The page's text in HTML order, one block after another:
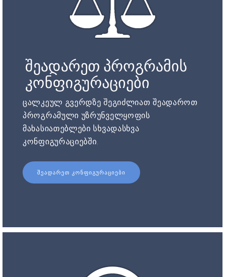
შეადარეთ პროგრამის
კონფიგურაციები
ცალკეულ გვერდზე შეგიძლიათ შეადაროთ
პროგრამული უზრუნველყოფის
მახასიათებლები სხვადასხვა
კონფიგურაციებში.
ᲨᲔᲐᲓᲐᲠᲔᲗ ᲙᲝᲜᲤᲘᲒᲣᲠᲐᲪᲘᲔᲑᲘ